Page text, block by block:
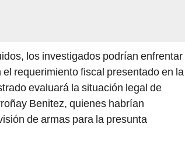
los investigados podrían enfrentar
requerimiento fiscal presentado en la
evaluará la situación legal de
Benitez, quienes habrían
de armas para la presunta